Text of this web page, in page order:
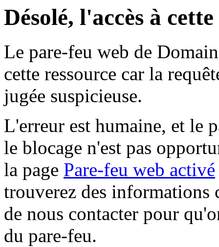
Désolé, l'accès à
Le pare-feu web de
cette ressource car la
jugée suspicieuse.
L'erreur est humaine, et le
le blocage n'est pas
la page Pare-feu web activé
trouverez des informations
de nous contacter pour
du pare-feu.